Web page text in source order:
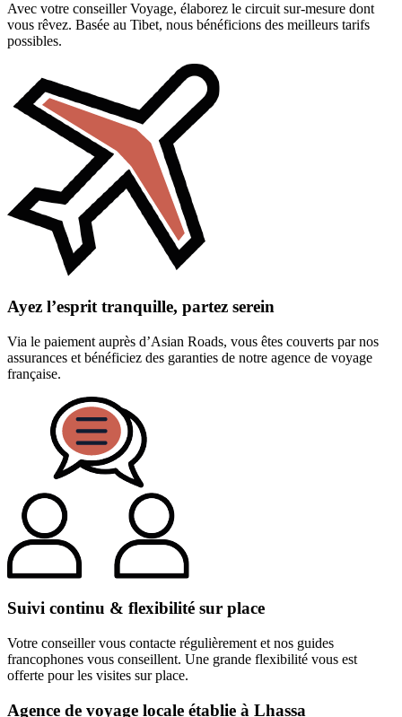
Avec votre conseiller Voyage, élaborez le circuit sur-mesure dont
vous rêvez. Basée au Tibet, nous bénéficions des meilleurs tarifs
possibles.
Ayez l’esprit tranquille, partez serein
Via le paiement auprès d’Asian Roads, vous êtes couverts par nos
assurances et bénéficiez des garanties de notre agence de voyage
française.
Suivi continu & flexibilité sur place
Votre conseiller vous contacte régulièrement et nos guides
francophones vous conseillent. Une grande flexibilité vous est
offerte pour les visites sur place.
Agence de voyage locale établie à Lhassa